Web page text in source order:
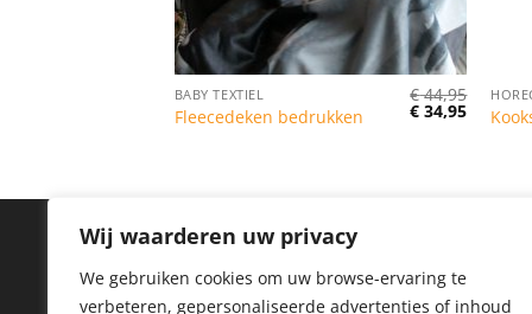
Wij waarderen uw privacy
We gebruiken cookies om uw browse-ervaring te
verbeteren, gepersonaliseerde advertenties of inhoud
BABY TEXTIEL
Fleecedeken bedrukken
€44,95
prijs
€ 34,95Huidige
prijs